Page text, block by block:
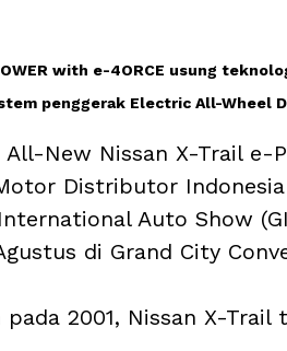
with e-4ORCE usung
penggerak Electric All-Wheel
All-New Nissan X-Trail e-
Distributor
Auto Show
di Grand City
2001, Nissan X-